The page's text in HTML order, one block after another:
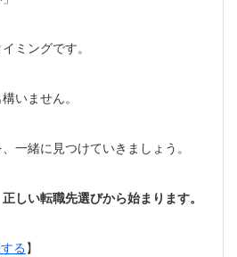
ミングです。
いません。
一緒に見つけていきましょう。
しい転職先選びから始まります。
る】